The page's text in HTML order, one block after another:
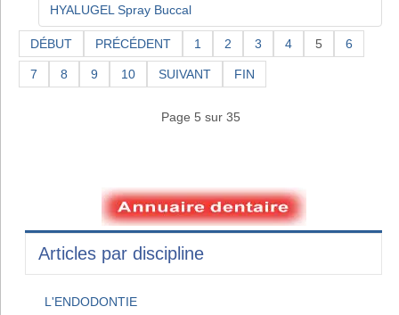
HYALUGEL Spray Buccal
DÉBUT PRÉCÉDENT 1 2 3 4 5 6
7 8 9 10 SUIVANT FIN
Page 5 sur 35
Articles par discipline
L'ENDODONTIE